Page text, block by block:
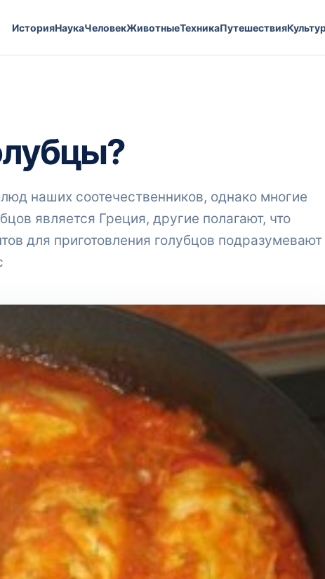
ИсторияНаукаЧеловекЖивотныеТехникаПутешествия
наших соотечественников, однако многие
является Греция, другие полагают, что
для приготовления голубцов подразумевают